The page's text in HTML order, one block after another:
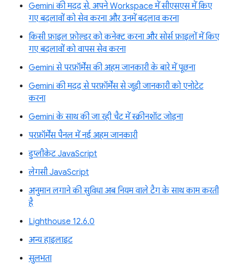
Gemini की मदद से, अपने Workspace में सीएसएस में किए
गए बदलावों को सेव करना और उनमें बदलाव करना
किसी फ़ाइल फ़ोल्डर को कनेक्ट करना और सोर्स फ़ाइलों में किए
गए बदलावों को वापस सेव करना
Gemini से परफ़ॉर्मेंस की अहम जानकारी के बारे में पूछना
Gemini की मदद से परफ़ॉर्मेंस से जुड़ी जानकारी को एनोटेट
करना
Gemini के साथ की जा रही चैट में स्क्रीनशॉट जोड़ना
परफ़ॉर्मेंस पैनल में नई अहम जानकारी
डुप्लीकेट JavaScript
लेगसी JavaScript
अनुमान लगाने की सुविधा अब नियम वाले टैग के साथ काम करती
है
Lighthouse 12.6.0
अन्य हाइलाइट
सुलभता